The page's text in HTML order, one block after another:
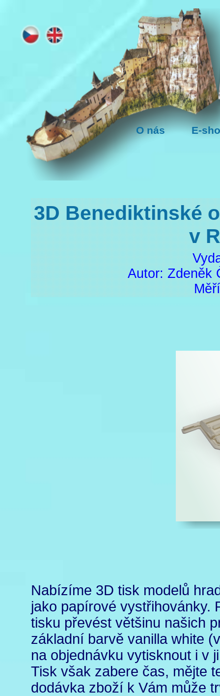
O nás E-
3D Benediktinské
v
Autor: Zdeněk
Nabízíme 3D tisk modelů
jako papírové vystřihovánky.
tisku převést většinu našich
základní barvě vanilla white
na objednávku vytisknout i v
Tisk však zabere čas, mějte
dodávka zboží k Vám může